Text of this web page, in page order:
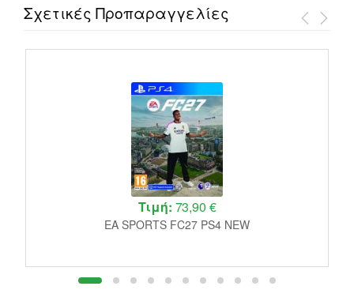
Σχετικές Προπαραγγελίες
Τιμή: 73,90 €
EA SPORTS FC27 PS4 NEW